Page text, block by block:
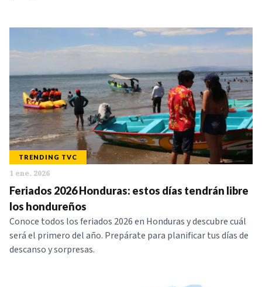
TRENDING TVC
1 ene. 2026
Feriados 2026 Honduras: estos días tendrán libre
los hondureños
Conoce todos los feriados 2026 en Honduras y descubre cuál
será el primero del año. Prepárate para planificar tus días de
descanso y sorpresas.